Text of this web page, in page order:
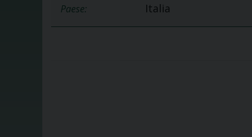
Paese: Italia